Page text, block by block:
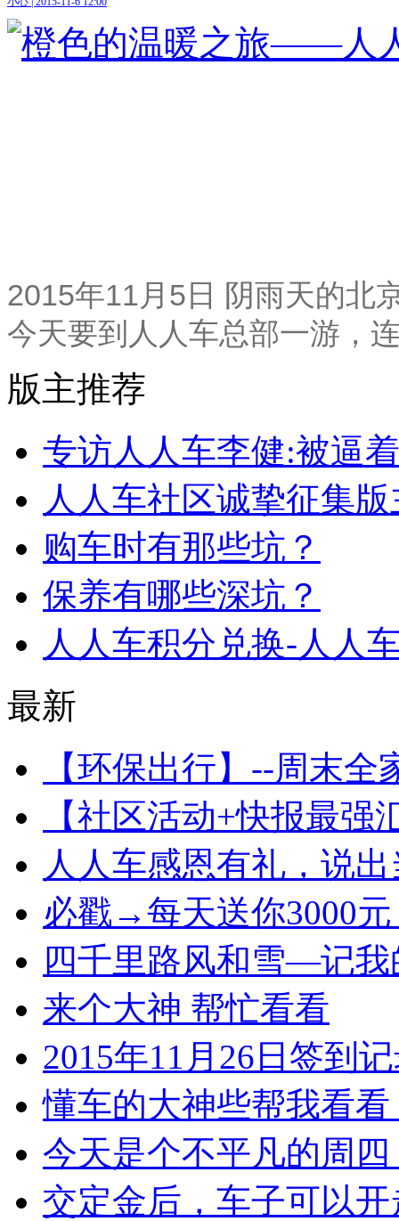
2015年11月5日 阴雨天的北
今天要到人人车总部一游，
版主推荐
专访人人车李健:被逼
人人车社区诚挚征集
购车时有那些坑？
保养有哪些深坑？
人人车积分兑换-人人
最新
【环保出行】--周末
【社区活动+快报最
人人车感恩有礼，说
必戳→每天送你3000
四千里路风和雪—记我
来个大神 帮忙看看
2015年11月26日签到
懂车的大神些帮我看
今天是个不平凡的周
交定金后，车子可以开